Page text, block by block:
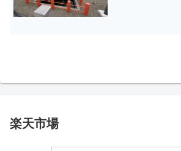
楽天市場